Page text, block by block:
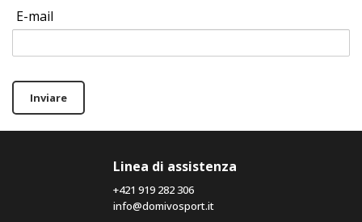
E-mail
Inviare
Linea di assistenza
+421 919 282 306
info@domivosport.it